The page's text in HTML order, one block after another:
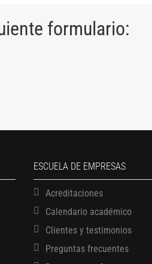
formulario:
ESCUELA DE EMPRESAS
Acreditaciones
Calendario académico
Clientes y testimonios
Preguntas frecuentes